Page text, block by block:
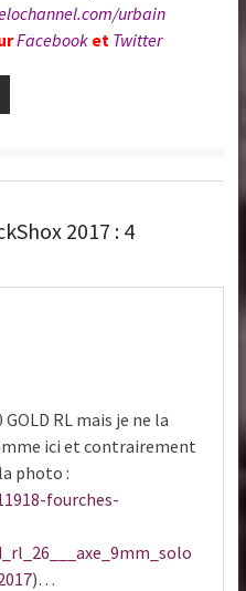
urbain
Facebook et Twitter
2017 : 4
RL mais je ne la
ici et contrairement
photo :
fourches-
)…